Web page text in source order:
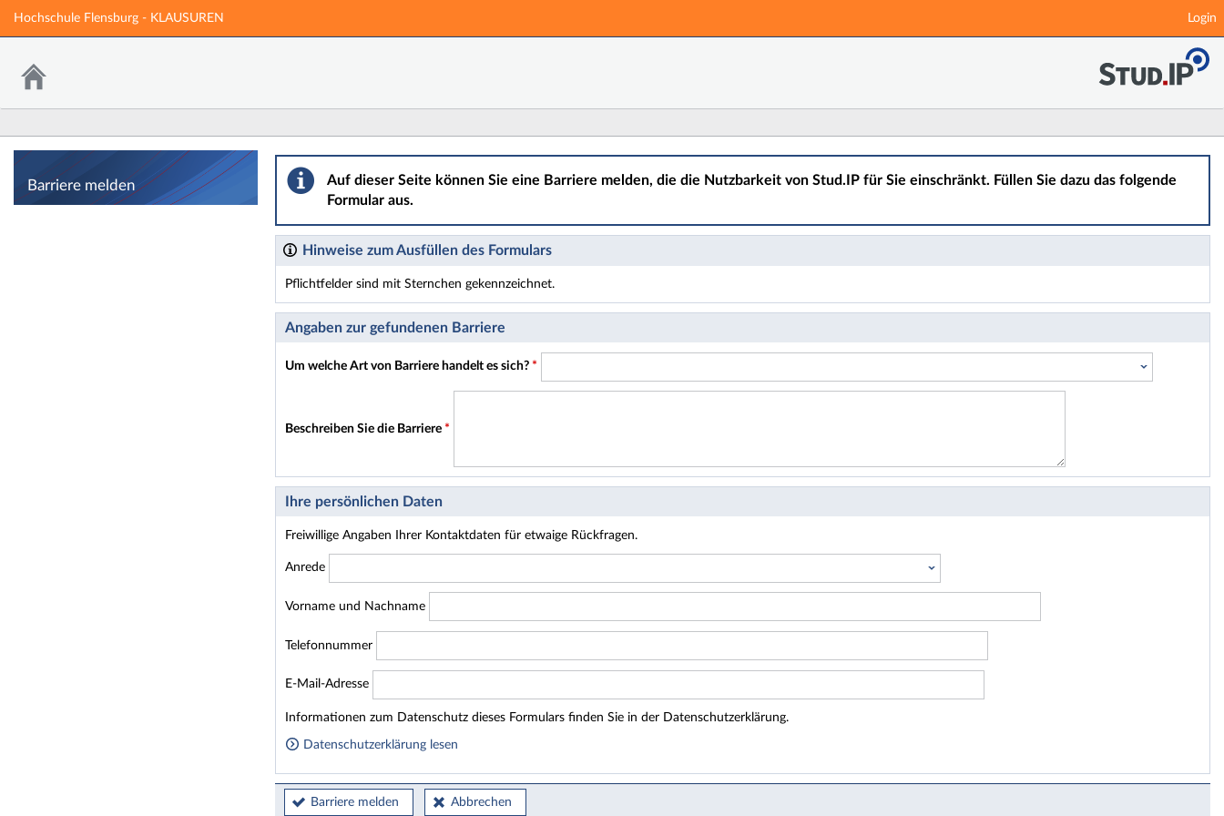
Hauptnavigation
Hochschule Flensburg - KLAUSUREN Login
Barriere melden
Barriere melden
Auf dieser Seite können Sie eine Barriere melden, die die Nutzbarkeit von Stud.IP für Sie einschränkt. Füllen Sie dazu das folgende
Formular aus.
Hinweise zum Ausfüllen des Formulars
Pflichtfelder sind mit Sternchen gekennzeichnet.
Dieses Formular enthält Pflichtfelder.
Angaben zur gefundenen Barriere
Um welche Art von Barriere handelt es sich? *
Beschreiben Sie die Barriere *
Ihre persönlichen Daten
Freiwillige Angaben Ihrer Kontaktdaten für etwaige Rückfragen.
Anrede
Vorname und Nachname
Telefonnummer
E-Mail-Adresse
Homepage
Informationen zum Datenschutz dieses Formulars finden Sie in der Datenschutzerklärung.
Datenschutzerklärung lesen
Barriere melden Abbrechen